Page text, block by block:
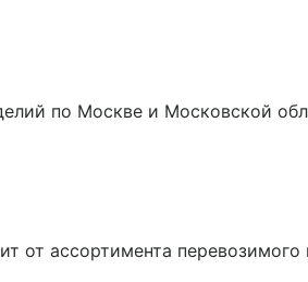
по Москве и Московской
от ассортимента перевозимого